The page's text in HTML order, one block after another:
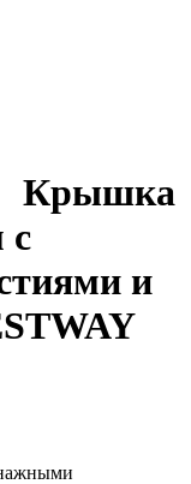
Крышка
с
и